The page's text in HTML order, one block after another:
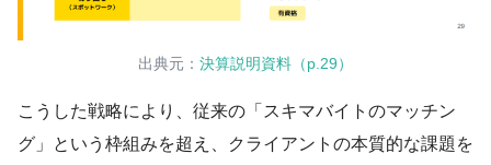
出典元： 決算説明資料（p.29）
こうした戦略により、従来の「スキマバイトのマッチン
グ」という枠組みを超え、クライアントの本質的な課題を